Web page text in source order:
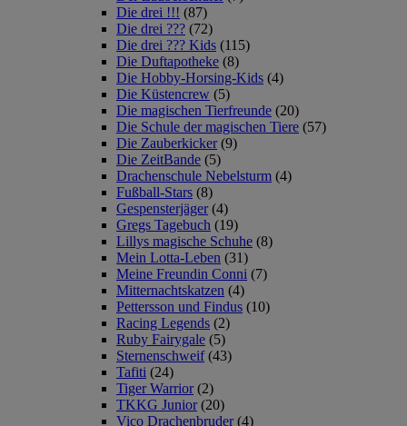
Die drei !!! (87)
Die drei ??? (72)
Die drei ??? Kids (115)
Die Duftapotheke (8)
Die Hobby-Horsing-Kids (4)
Die Küstencrew (5)
Die magischen Tierfreunde (20)
Die Schule der magischen Tiere (57)
Die Zauberkicker (9)
Die ZeitBande (5)
Drachenschule Nebelsturm (4)
Fußball-Stars (8)
Gespensterjäger (4)
Gregs Tagebuch (19)
Lillys magische Schuhe (8)
Mein Lotta-Leben (31)
Meine Freundin Conni (7)
Mitternachtskatzen (4)
Pettersson und Findus (10)
Racing Legends (2)
Ruby Fairygale (5)
Sternenschweif (43)
Tafiti (24)
Tiger Warrior (2)
TKKG Junior (20)
Vico Drachenbruder (4)